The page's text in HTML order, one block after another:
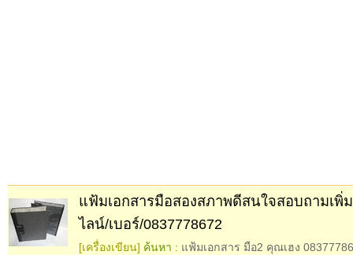
แฟ้มเอกสารมือสองสภาพดีสนใจสอบถามเพิ่ม
ไลน์/เบอร์/0837778672
[เครื่องเขียน] ค้นหา : แฟ้มเอกสาร มือ2 คุณเฮง